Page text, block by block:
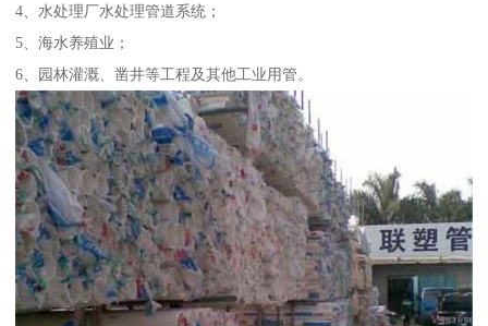
4、水处理厂水处理管道系统；
5、海水养殖业；
6、园林灌溉、凿井等工程及其他工业用管。